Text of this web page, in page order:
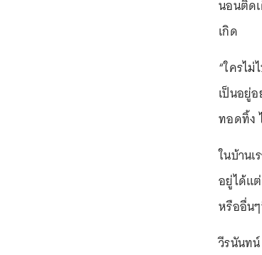
นอนติด
เกิด
“ใครไ
เป็นอยู่
ทอดทิ้ง
ในบ้าน
อยู่ได้แ
หรืออื่น
วีรนันท